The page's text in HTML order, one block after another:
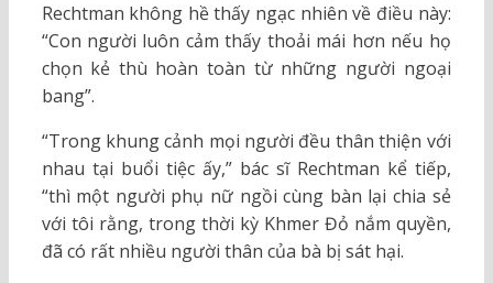
Rechtman không hề thấy ngạc nhiên về điều này:
“Con người luôn cảm thấy thoải mái hơn nếu họ
chọn kẻ thù hoàn toàn từ những người ngoại
bang”.
“Trong khung cảnh mọi người đều thân thiện với
nhau tại buổi tiệc ấy,” bác sĩ Rechtman kể tiếp,
“thì một người phụ nữ ngồi cùng bàn lại chia sẻ
với tôi rằng, trong thời kỳ Khmer Đỏ nắm quyền,
đã có rất nhiều người thân của bà bị sát hại.